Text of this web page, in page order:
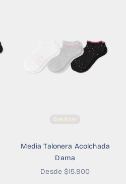
Deslizar
Media Talonera Acolchada
Dama
Precio de oferta
Desde $15.900